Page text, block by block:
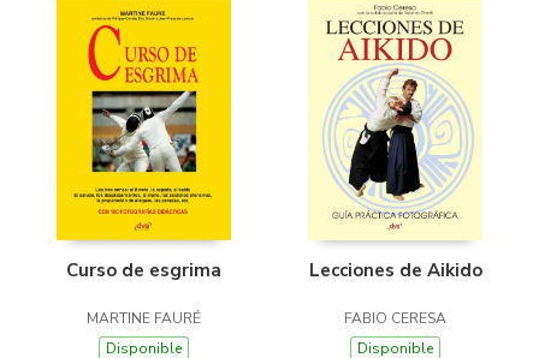
Curso de esgrima
MARTINE FAURÉ
Disponible
Lecciones de Aikido
FABIO CERESA
Disponible